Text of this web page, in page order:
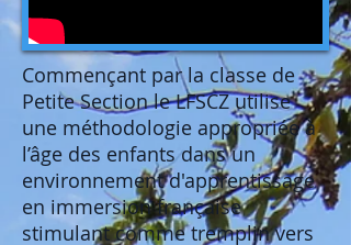
Commençant par la classe de
Petite Section le LFSCZ utilise
une méthodologie appropriée à
l’âge des enfants dans un
environnement d'apprentissage
en immersion française
stimulant comme tremplin vers